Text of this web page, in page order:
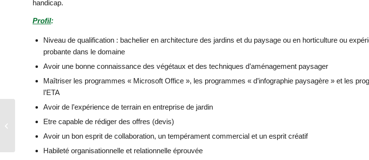
handicap.
Profil:
Niveau de qualification : bachelier en architecture des jardins et du paysage ou en horticulture ou
probante dans le domaine
Avoir une bonne connaissance des végétaux et des techniques d’aménagement paysager
Maîtriser les programmes « Microsoft Office », les programmes « d’infographie paysagère » et les
l’ETA
Avoir de l’expérience de terrain en entreprise de jardin
Etre capable de rédiger des offres (devis)
Avoir un bon esprit de collaboration, un tempérament commercial et un esprit créatif
Habileté organisationnelle et relationnelle éprouvée
UN CHEMIN DE LA
PAIX DANS LES
CRÉATIF &...